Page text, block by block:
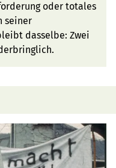
oder totales
seiner
dasselbe: Zwei